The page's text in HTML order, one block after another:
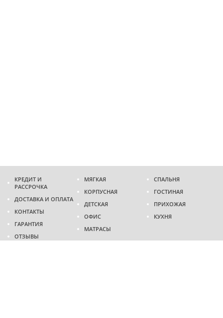
КРЕДИТ И
РАССРОЧКА
ДОСТАВКА И ОПЛАТА
КОНТАКТЫ
ГАРАНТИЯ
ОТЗЫВЫ
МЯГКАЯ
КОРПУСНАЯ
ДЕТСКАЯ
ОФИС
МАТРАСЫ
СПАЛЬНЯ
ГОСТИНАЯ
ПРИХОЖАЯ
КУХНЯ